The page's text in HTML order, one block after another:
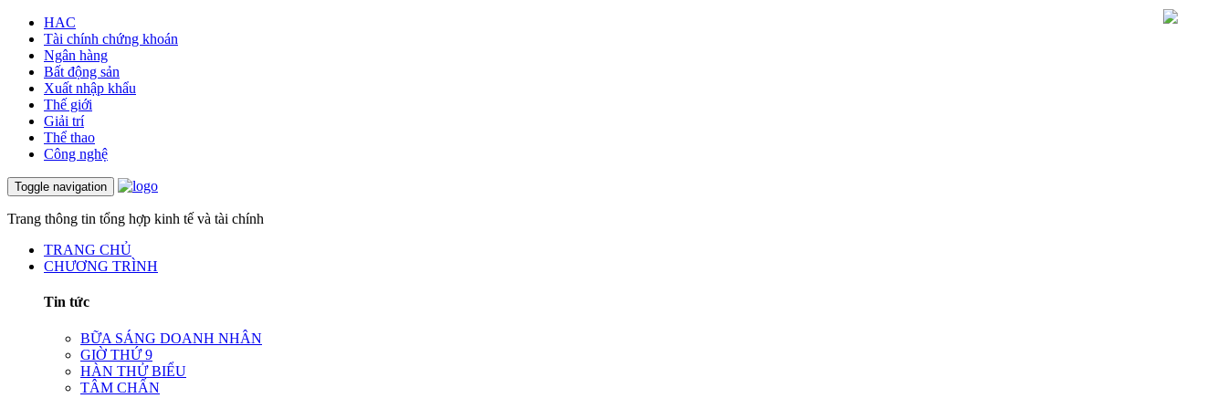
HAC
Tài chính chứng khoán
Ngân hàng
Bất động sản
Xuất nhập khẩu
Thế giới
Giải trí
Thể thao
Công nghệ
Toggle navigation
Trang thông tin tổng hợp kinh tế và tài chính
TRANG CHỦ
CHƯƠNG TRÌNH
Tin tức
BỮA SÁNG DOANH NHÂN
GIỜ THỨ 9
HÀN THỬ BIỂU
TÂM CHẤN